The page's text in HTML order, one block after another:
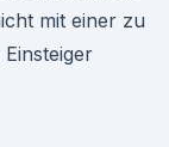
mit einer zu